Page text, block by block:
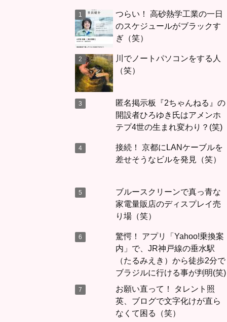
つらい！ 高砂熱学工業の一日
のスケジュールがブラックす
ぎ（笑）
川でノートパソコンをする人
（笑）
匿名掲示板『2ちゃんねる』の
開設者ひろゆき氏はアメンホ
テプ4世の生まれ変わり？(笑)
接続！ 京都にLANケーブルを
差せそうなビルを発見（笑）
ブルースクリーンで真っ青な
家電量販店のディスプレイ売
り場（笑）
驚愕！ アプリ「Yahoo!乗換案
内」で、JR神戸線の垂水駅
（たるみえき）から徒歩2分で
ブラジルに行ける事が判明(笑)
お願い直って！ タレント照
英、ブログで文字化けが直ら
なくて困る（笑）